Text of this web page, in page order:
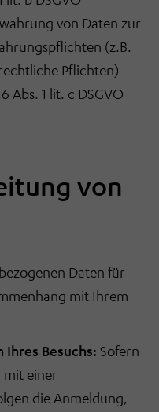
von Daten zur
(z.B.
Pflichten)
Abs. 1 lit. c DSGVO
von
Daten für
mit Ihrem
Besuchs: Sofern
mit einer
die Anmeldung,